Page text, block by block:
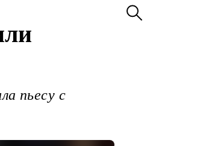
пьесу с